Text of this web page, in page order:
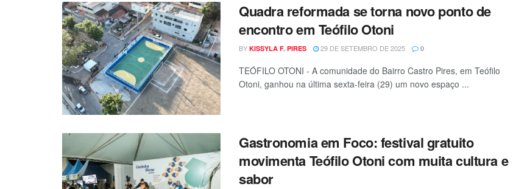
Quadra reformada se torna novo ponto de
encontro em Teófilo Otoni
BY KISSYLA F. PIRES 29 DE SETEMBRO DE 2025 0
TEÓFILO OTONI - A comunidade do Bairro Castro Pires, em Teófilo
Otoni, ganhou na última sexta-feira (29) um novo espaço ...
Gastronomia em Foco: festival gratuito
movimenta Teófilo Otoni com muita cultura e
sabor